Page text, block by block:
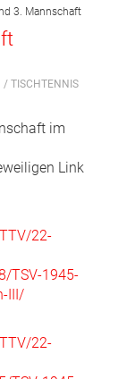
3. Mannschaft
/ TISCHTENNIS
im
Link
22-
TSV-1945-
III/
22-